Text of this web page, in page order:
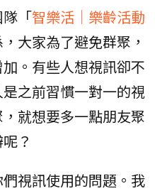
「智樂活│樂齡活動
大家為了避免群聚，
。有些人想視訊卻不
之前習慣一對一的視
就想要多一點朋友聚
？
視訊使用的問題。我